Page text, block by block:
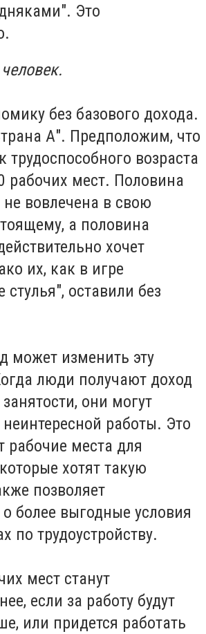
Это
без базового дохода.
А". Предположим, что
трудоспособного возраста
рабочих мест. Половина
вовлечена в свою
а половина
хочет
их, как в игре
оставили без
может изменить эту
люди получают доход
они могут
неинтересной работы. Это
рабочие места для
хотят такую
позволяет
более выгодные условия
по трудоустройству.
мест станут
если за работу будут
или придется работать